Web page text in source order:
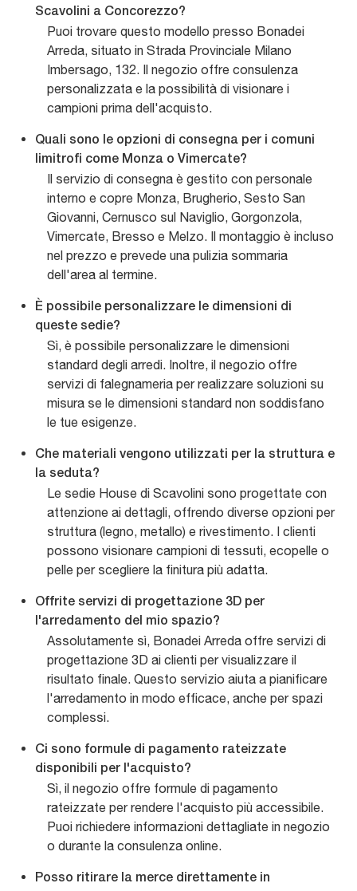
Scavolini a Concorezzo?
Puoi trovare questo modello presso Bonadei
Arreda, situato in Strada Provinciale Milano
Imbersago, 132. Il negozio offre consulenza
personalizzata e la possibilità di visionare i
campioni prima dell'acquisto.
Quali sono le opzioni di consegna per i comuni
limitrofi come Monza o Vimercate?
Il servizio di consegna è gestito con personale
interno e copre Monza, Brugherio, Sesto San
Giovanni, Cernusco sul Naviglio, Gorgonzola,
Vimercate, Bresso e Melzo. Il montaggio è incluso
nel prezzo e prevede una pulizia sommaria
dell'area al termine.
È possibile personalizzare le dimensioni di
queste sedie?
Sì, è possibile personalizzare le dimensioni
standard degli arredi. Inoltre, il negozio offre
servizi di falegnameria per realizzare soluzioni su
misura se le dimensioni standard non soddisfano
le tue esigenze.
Che materiali vengono utilizzati per la struttura e
la seduta?
Le sedie House di Scavolini sono progettate con
attenzione ai dettagli, offrendo diverse opzioni per
struttura (legno, metallo) e rivestimento. I clienti
possono visionare campioni di tessuti, ecopelle o
pelle per scegliere la finitura più adatta.
Offrite servizi di progettazione 3D per
l'arredamento del mio spazio?
Assolutamente sì, Bonadei Arreda offre servizi di
progettazione 3D ai clienti per visualizzare il
risultato finale. Questo servizio aiuta a pianificare
l'arredamento in modo efficace, anche per spazi
complessi.
Ci sono formule di pagamento rateizzate
disponibili per l'acquisto?
Sì, il negozio offre formule di pagamento
rateizzate per rendere l'acquisto più accessibile.
Puoi richiedere informazioni dettagliate in negozio
o durante la consulenza online.
Posso ritirare la merce direttamente in